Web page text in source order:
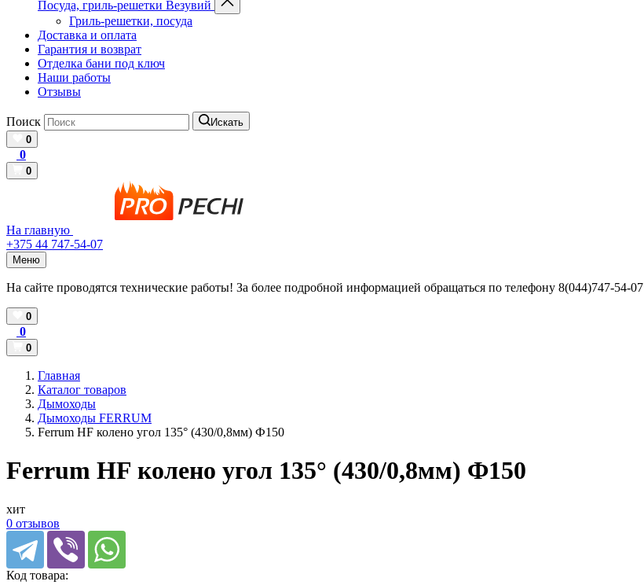
Посуда, гриль-решетки Везувий
Гриль-решетки, посуда
Доставка и оплата
Гарантия и возврат
Отделка бани под ключ
Наши работы
Отзывы
Поиск
Искать
0
0
0
На главную
+375 44 747-54-07
Меню
На сайте проводятся технические работы! За более подробной информацией обращаться по телефону 8(044)747-54-07
0
0
0
Главная
Каталог товаров
Дымоходы
Дымоходы FERRUM
Ferrum HF колено угол 135° (430/0,8мм) Ф150
Ferrum HF колено угол 135° (430/0,8мм) Ф150
хит
0 отзывов
Код товара: